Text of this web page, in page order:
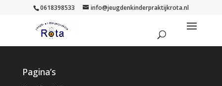
0618398533 info@jeugdenkinderpraktijkrota.nl
Pagina’s